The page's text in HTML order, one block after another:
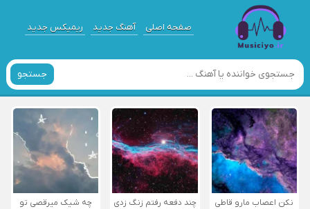
صفحه اصلی آهنگ جدید ریمیکس جدید
جستجو
نکن اعصاب مارو قاطی
چند دفعه رفتم زنگ زدی
چه شیک میرقصی تو